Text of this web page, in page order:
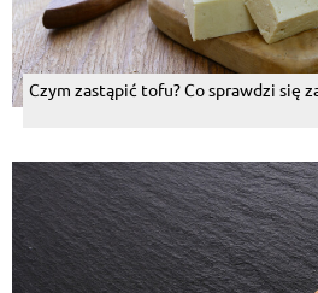
Czym zastąpić tofu? Co sprawdzi się